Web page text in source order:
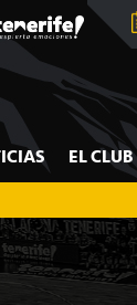
EL CLUB